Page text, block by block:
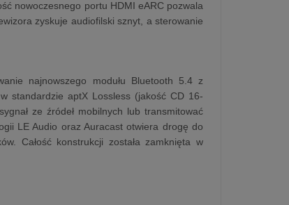
nowoczesnego portu HDMI eARC pozwala
zyskuje audiofilski sznyt, a sterowanie
najnowszego modułu Bluetooth 5.4 z
standardzie aptX Lossless (jakość CD 16-
ze źródeł mobilnych lub transmitować
LE Audio oraz Auracast otwiera drogę do
Całość konstrukcji została zamknięta w